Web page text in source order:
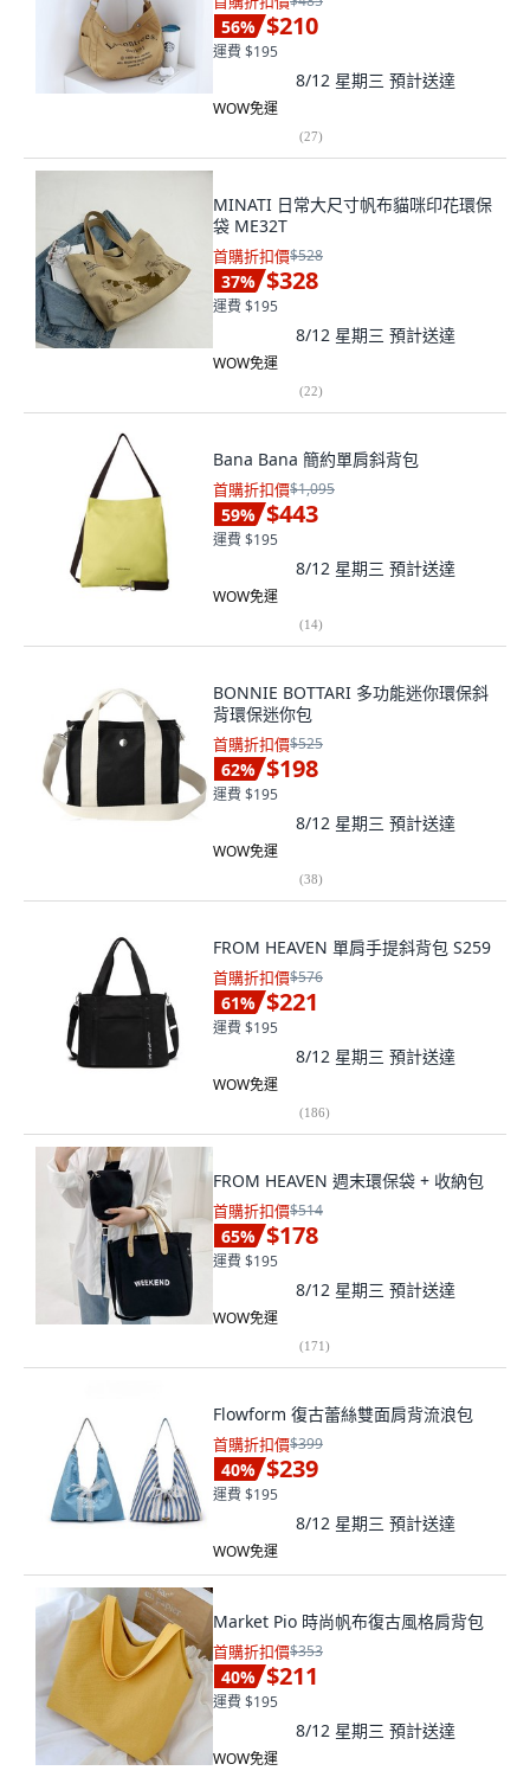
56% $210
運費 $195
8/12 星期三 預計送達
WOW免運
(27)
MINATI 日常大尺寸帆布貓咪印花環保
袋 ME32T
首購折扣價$528
37% $328
運費 $195
8/12 星期三 預計送達
WOW免運
(22)
Bana Bana 簡約單肩斜背包
首購折扣價$1,095
59% $443
運費 $195
8/12 星期三 預計送達
WOW免運
(14)
BONNIE BOTTARI 多功能迷你環保斜
背環保迷你包
首購折扣價$525
62% $198
運費 $195
8/12 星期三 預計送達
WOW免運
(38)
FROM HEAVEN 單肩手提斜背包 S259
首購折扣價$576
61% $221
運費 $195
8/12 星期三 預計送達
WOW免運
(186)
FROM HEAVEN 週末環保袋 + 收納包
首購折扣價$514
65% $178
運費 $195
8/12 星期三 預計送達
WOW免運
(171)
Flowform 復古蕾絲雙面肩背流浪包
首購折扣價$399
40% $239
運費 $195
8/12 星期三 預計送達
WOW免運
Market Pio 時尚帆布復古風格肩背包
首購折扣價$353
40% $211
運費 $195
8/12 星期三 預計送達
WOW免運